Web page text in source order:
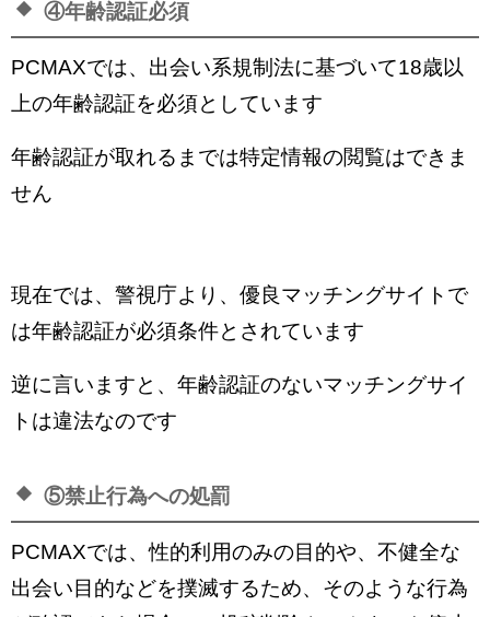
④年齢認証必須
PCMAXでは、出会い系規制法に基づいて18歳以
上の年齢認証を必須としています
年齢認証が取れるまでは特定情報の閲覧はできま
せん
現在では、警視庁より、優良マッチングサイトで
は年齢認証が必須条件とされています
逆に言いますと、年齢認証のないマッチングサイ
トは違法なのです
⑤禁止行為への処罰
PCMAXでは、性的利用のみの目的や、不健全な
出会い目的などを撲滅するため、そのような行為